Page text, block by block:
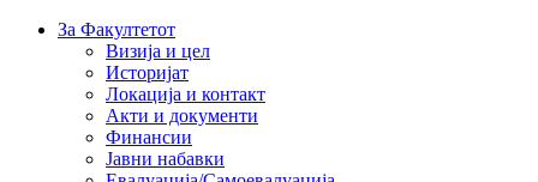
За Факултетот
Визија и цел
Историјат
Локација и контакт
Акти и документи
Финансии
Јавни набавки